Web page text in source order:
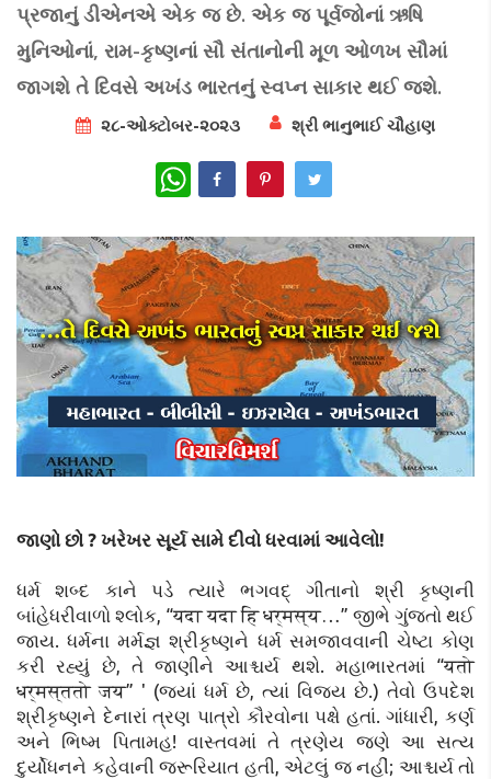
પ્રજાનું ડીએનએ એક જ છે. એક જ પૂર્વજોનાં ઋષિ
મુનિઓનાં, રામ-કૃષ્ણનાં સૌ સંતાનોની મૂળ ઓળખ સૌમાં
જાગશે તે દિવસે અખંડ ભારતનું સ્વપ્ન સાકાર થઈ જશે.
૨૮-ઓક્ટોબર-૨૦૨૩ શ્રી ભાનુભાઈ ચૌહાણ
WhatsApp
જાણો છો ? ખરેખર સૂર્ય સામે દીવો ધરવામાં આવેલો!
ધર્મ શબ્દ કાને પડે ત્યારે ભગવદ્‌‍ ગીતાનો શ્રી કૃષ્ણની
બાંહેધરીવાળો શ્લોક, “यदा यदा हि धर्मस्य…” જીભે ગુંજતો થઈ
જાય. ધર્મના મર્મજ્ઞ શ્રીકૃષ્ણને ધર્મ સમજાવવાની ચેષ્ટા કોણ
કરી રહ્યું છે, તે જાણીને આશ્ચર્ય થશે. મહાભારતમાં “यतो
धर्मस्ततो जय” ' (જ્યાં ધર્મ છે, ત્યાં વિજય છે.) તેવો ઉપદેશ
શ્રીકૃષ્ણને દેનારાં ત્રણ પાત્રો કૌરવોના પક્ષે હતાં. ગાંધારી, કર્ણ
અને ભિષ્મ પિતામહ! વાસ્તવમાં તે ત્રણેય જણે આ સત્ય
દુર્યોધનને કહેવાની જરૂરિયાત હતી, એટલું જ નહીં; આશ્ચર્ય તો